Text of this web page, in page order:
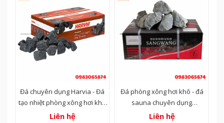
Đá chuyên dụng Harvia - Đá
tạo nhiệt phòng xông hơi khô
(Sauna)
Liên hệ
Đá phòng xông hơi khô - đá
sauna chuyên dụng
Sangwang
Liên hệ